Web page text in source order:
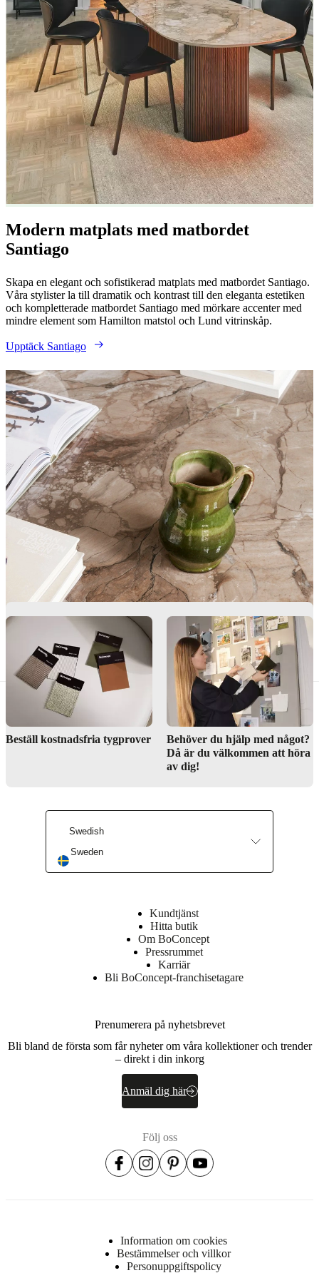
and
certificationsTillgänglighetsredogörelseBli
franchisetagareProfessionals HandelsprogramProjects
Articles
and
news
Modern matplats med matbordet
Santiago
Skapa en elegant och sofistikerad matplats med matbordet Santiago.
Våra stylister la till dramatik och kontrast till den eleganta estetiken
och kompletterade matbordet Santiago med mörkare accenter med
mindre element som Hamilton matstol och Lund vitrinskåp.
Upptäck Santiago
Beställ kostnadsfria tygprover
Behöver du hjälp med något?
Då är du välkommen att höra
av dig!
Swedish
Sweden
Kundtjänst
Hitta butik
Om BoConcept
Pressrummet
Karriär
Bli BoConcept-franchisetagare
Prenumerera på nyhetsbrevet
Bli bland de första som får nyheter om våra kollektioner och trender
– direkt i din inkorg
Anmäl dig här
Följ oss
Information om cookies
Bestämmelser och villkor
Personuppgiftspolicy